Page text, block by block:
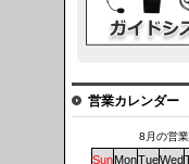
営業カレンダー
8月の営業
SunMonTueWed